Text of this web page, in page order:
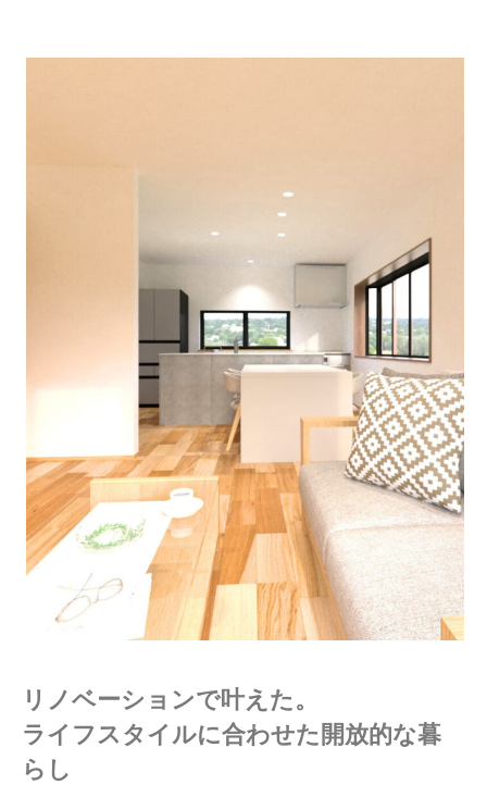
リノベーションで叶えた。
ライフスタイルに合わせた開放的な暮
らし